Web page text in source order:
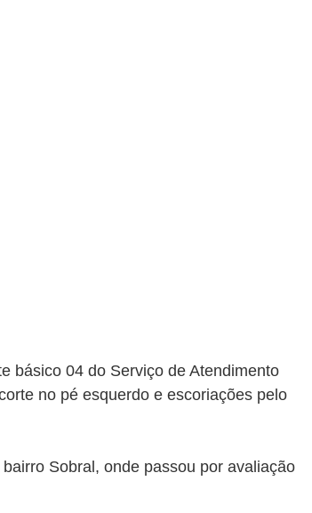
básico 04 do Serviço de Atendimento
no pé esquerdo e escoriações pelo
Sobral, onde passou por avaliação